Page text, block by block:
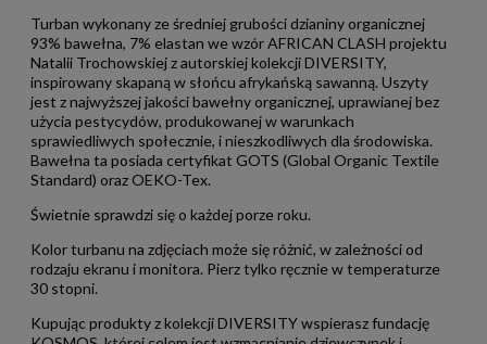
Turban wykonany ze średniej grubości dzianiny organicznej
93% bawełna, 7% elastan we wzór AFRICAN CLASH projektu
Natalii Trochowskiej z autorskiej kolekcji DIVERSITY,
inspirowany skapaną w słońcu afrykańską sawanną. Uszyty
jest z najwyższej jakości bawełny organicznej, uprawianej bez
użycia pestycydów, produkowanej w warunkach
sprawiedliwych społecznie, i nieszkodliwych dla środowiska.
Bawełna ta posiada certyfikat GOTS (Global Organic Textile
Standard) oraz OEKO-Tex.
Świetnie sprawdzi się o każdej porze roku.
Kolor turbanu na zdjęciach może się różnić, w zależności od
rodzaju ekranu i monitora. Pierz tylko ręcznie w temperaturze
30 stopni.
Kupując produkty z kolekcji DIVERSITY wspierasz fundację